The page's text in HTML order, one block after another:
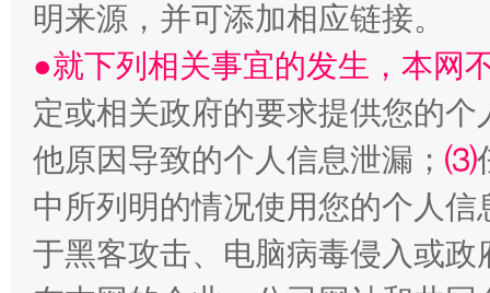
阿坝州三大球赛在茂县开幕 规模
明来源，并可添加相应链接。
●就下列相关事宜的发生，本网
定或相关政府的要求提供您的个
他原因导致的个人信息泄漏； ⑶
中所列明的情况使用您的个人
于黑客攻击、电脑病毒侵入或